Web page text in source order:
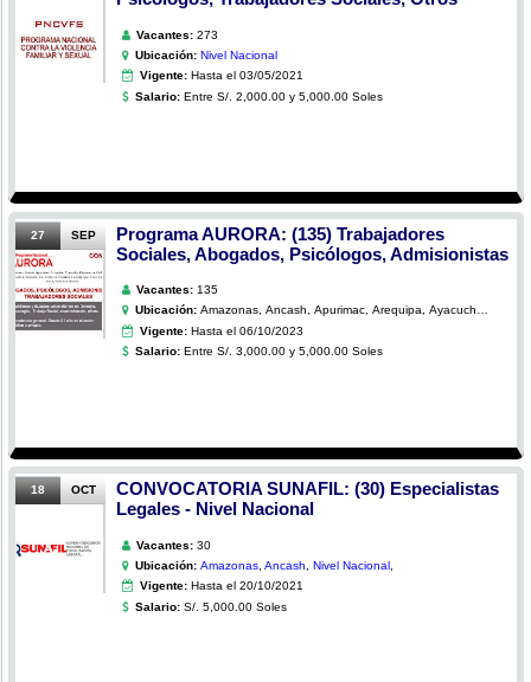
Vacantes: 273
Ubicación: Nivel Nacional
Vigente: Hasta el 03/05/2021
Salario: Entre S/. 2,000.00 y 5,000.00 Soles
27 SEP
Programa AURORA: (135) Trabajadores
Sociales, Abogados, Psicólogos, Admisionistas
Vacantes: 135
Ubicación: Amazonas, Ancash, Apurimac, Arequipa, Ayacucho,
Ica, Junin, La Libertad, Lambayeque, Lima, Loreto,
Pasco, Piura, Puno,San Martin
Vigente: Hasta el 06/10/2023
Salario: Entre S/. 3,000.00 y 5,000.00 Soles
18 OCT
CONVOCATORIA SUNAFIL: (30) Especialistas
Legales - Nivel Nacional
Vacantes: 30
Ubicación: Amazonas ,Ancash ,Nivel Nacional
Vigente: Hasta el 20/10/2021
Salario: S/. 5,000.00 Soles